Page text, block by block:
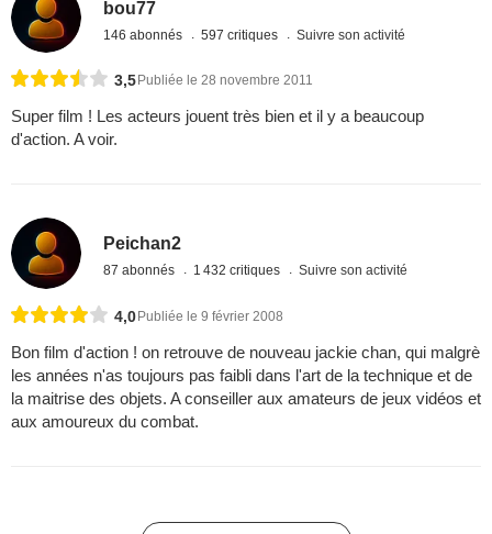
bou77
146 abonnés 597 critiques Suivre son activité
3,5 Publiée le 28 novembre 2011
Super film ! Les acteurs jouent très bien et il y a beaucoup
d'action. A voir.
Peichan2
87 abonnés 1 432 critiques Suivre son activité
4,0Publiée le 9 février 2008
Bon film d'action ! on retrouve de nouveau jackie chan, qui malgrè
les années n'as toujours pas faibli dans l'art de la technique et de
la maitrise des objets. A conseiller aux amateurs de jeux vidéos et
aux amoureux du combat.